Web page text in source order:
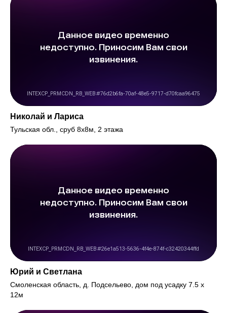
Николай и Лариса
Тульская обл., сруб 8х8м, 2 этажа
Юрий и Светлана
Смоленская область, д. Подсельево, дом под усадку 7.5 х
12м